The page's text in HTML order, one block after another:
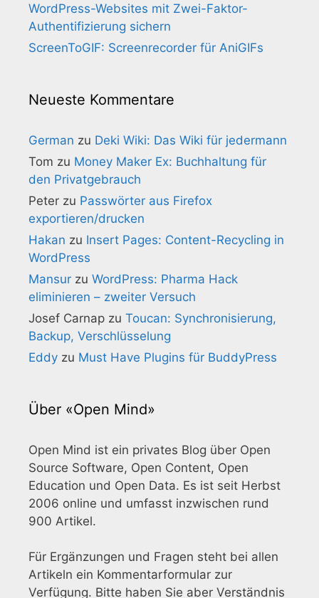
WordPress-Websites mit Zwei-Faktor-
Authentifizierung sichern
ScreenToGIF: Screenrecorder für AniGIFs
Neueste Kommentare
German zu Deki Wiki: Das Wiki für jedermann
Tom zu Money Maker Ex: Buchhaltung für
den Privatgebrauch
Peter zu Passwörter aus Firefox
exportieren/drucken
Hakan zu Insert Pages: Content-Recycling in
WordPress
Mansur zu WordPress: Pharma Hack
eliminieren – zweiter Versuch
Josef Carnap zu Toucan: Synchronisierung,
Backup, Verschlüsselung
Eddy zu Must Have Plugins für BuddyPress
Über «Open Mind»
Open Mind ist ein privates Blog über Open
Source Software, Open Content, Open
Education und Open Data. Es ist seit Herbst
2006 online und umfasst inzwischen rund
900 Artikel.
Für Ergänzungen und Fragen steht bei allen
Artikeln ein Kommentarformular zur
Verfügung. Bitte haben Sie aber Verständnis